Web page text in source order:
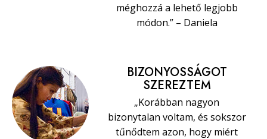
méghozzá a lehető legjobb
módon.” – Daniela
BIZONYOSSÁGOT
SZEREZTEM
„Korábban nagyon
bizonytalan voltam, és sokszor
tűnődtem azon, hogy miért